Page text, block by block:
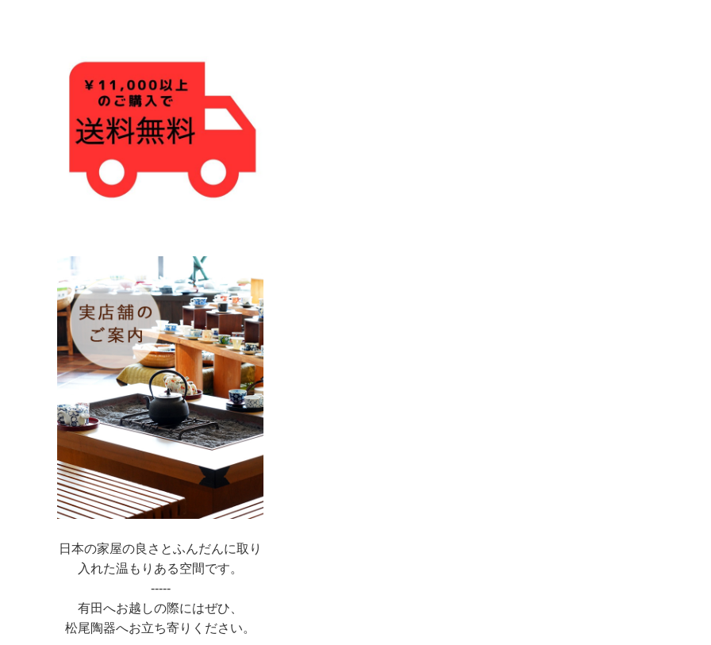
日本の家屋の良さとふんだんに取り
入れた温もりある空間です。
-----
有田へお越しの際にはぜひ、
松尾陶器へお立ち寄りください。